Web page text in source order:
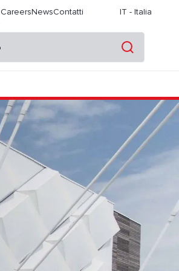
CareersNewsContatti IT - Italia